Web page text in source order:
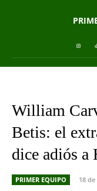
William
Betis: el
dice adiós a
PRIMER EQUIPO 18